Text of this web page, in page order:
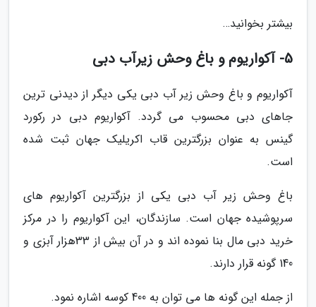
بیشتر بخوانید…
5- آکواریوم و باغ وحش زیرآب دبی
آکواریوم و باغ وحش زیر آب دبی یکی دیگر از دیدنی ترین
جاهای دبی محسوب می گردد. آکواریوم دبی در رکورد
گینس به عنوان بزرگترین قاب اکریلیک جهان ثبت شده
است.
باغ وحش زیر آب دبی یکی از بزرگترین آکواریوم های
سرپوشیده جهان است. سازندگان، این آکواریوم را در مرکز
خرید دبی مال بنا نموده اند و در آن بیش از 33هزار آبزی و
140 گونه قرار دارند.
از جمله این گونه ها می توان به 400 کوسه اشاره نمود.